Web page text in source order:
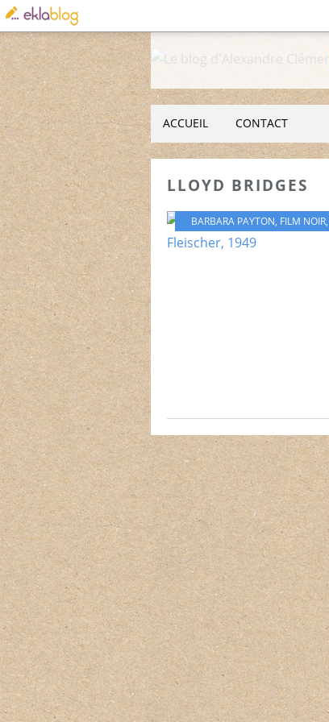
ACCUEIL CONTACT
LLOYD BRIDGES
BARBARA PAYTON, FILM NOIR,